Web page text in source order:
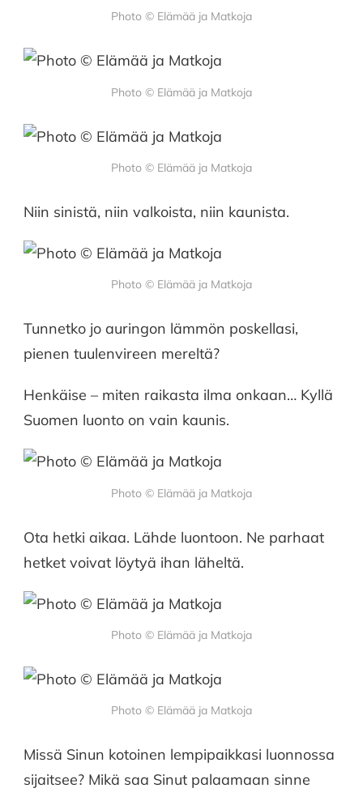
Photo © Elämää ja Matkoja
Photo © Elämää ja Matkoja
Photo © Elämää ja Matkoja
Niin sinistä, niin valkoista, niin kaunista.
Photo © Elämää ja Matkoja
Tunnetko jo auringon lämmön poskellasi,
pienen tuulenvireen mereltä?
Henkäise – miten raikasta ilma onkaan… Kyllä
Suomen luonto on vain kaunis.
Photo © Elämää ja Matkoja
Ota hetki aikaa. Lähde luontoon. Ne parhaat
hetket voivat löytyä ihan läheltä.
Photo © Elämää ja Matkoja
Photo © Elämää ja Matkoja
Missä Sinun kotoinen lempipaikkasi luonnossa
sijaitsee? Mikä saa Sinut palaamaan sinne